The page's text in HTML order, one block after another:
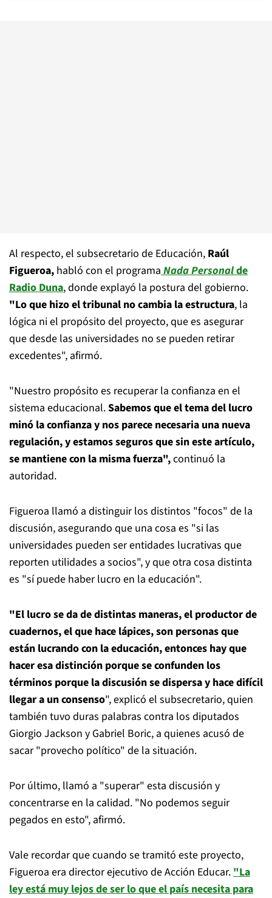
Al respecto, el subsecretario de Educación, Raúl
Figueroa, habló con el programa Nada Personalde
Radio Duna, donde explayó la postura del gobierno.
"Lo que hizo el tribunal no cambia la estructura, la
lógica ni el propósito del proyecto, que es asegurar
que desde las universidades no se pueden retirar
excedentes", afirmó.
"Nuestro propósito es recuperar la confianza en el
sistema educacional.Sabemos que el tema del lucro
minó la confianza y nos parece necesaria una nueva
regulación, y estamos seguros que sin este artículo,
se mantiene con la misma fuerza",continuó la
autoridad.
Figueroa llamó a distinguir los distintos "focos" de la
discusión, asegurando que una cosa es "si las
universidades pueden ser entidades lucrativas que
reporten utilidades a socios", y que otra cosa distinta
es "sí puede haber lucro en la educación".
"El lucro se da de distintas maneras, el productor de
cuadernos, el que hace lápices, son personas que
están lucrando con la educación, entonces hay que
hacer esa distinción porque se confunden los
términos porque la discusión se dispersa y hace difícil
llegar a un consenso", explicó el subsecretario, quien
también tuvo duras palabras contra los diputados
Giorgio Jackson y Gabriel Boric, a quienes acusó de
sacar "provecho político" de la situación.
Por último, llamó a "superar" esta discusión y
concentrarse en la calidad. "No podemos seguir
pegados en esto", afirmó.
Vale recordar que cuando se tramitó este proyecto,
Figueroa era director ejecutivo de Acción Educar."La
ley está muy lejos de ser lo que el país necesita para